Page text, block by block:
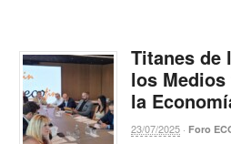
Titanes de
los
la
23/07/2025 · Foro